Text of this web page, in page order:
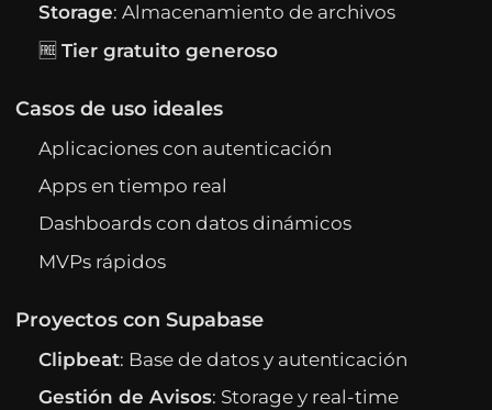
Storage: Almacenamiento de archivos
🆓Tier gratuito generoso
Casos de uso ideales
Aplicaciones con autenticación
Apps en tiempo real
Dashboards con datos dinámicos
MVPs rápidos
Proyectos con Supabase
Clipbeat: Base de datos y autenticación
Gestión de Avisos: Storage y real-time